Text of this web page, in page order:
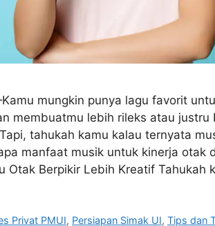
mungkin punya lagu favorit
membuatmu lebih rileks atau
tahukah kamu kalau ternyata
manfaat musik untuk kinerja otak
Berpikir Lebih Kreatif Tahukah
Privat PMUI, Persiapan Simak UI,Tips dan